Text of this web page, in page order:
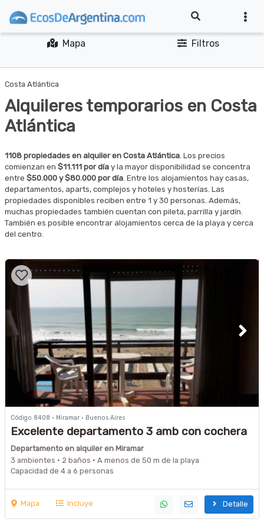
Mapa Filtros
Costa Atlántica
Alquileres temporarios en Costa
Atlántica
1108 propiedades en alquiler en Costa Atlántica. Los precios
comienzan en $11.111 por día y la mayor disponibilidad se concentra
entre $50.000 y $80.000 por día. Entre los alojamientos hay casas,
departamentos, aparts, complejos y hoteles y hosterías. Las
propiedades disponibles reciben entre 1 y 30 personas. Además,
muchas propiedades también cuentan con pileta, parrilla y jardín.
También es posible encontrar alojamientos cerca de la playa y cerca
del centro.
Código 8408 · Miramar · Buenos Aires
Excelente departamento 3 amb con cochera
frente al mar
Departamento en alquiler en Miramar
3 ambientes · 2 baños · A menos de 50 m de la playa
Capacidad de 4 a 6 personas
Mapa Incluye Detalle